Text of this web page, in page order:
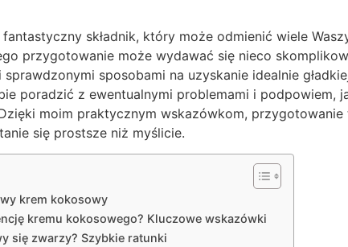
składnik, który może odmienić wiele
przygotowanie może wydawać się nieco
sposobami na uzyskanie idealnie
poradzić z ewentualnymi problemami i podpowiem,
Dzięki moim praktycznym wskazówkom, przygotowanie
się prostsze niż myślicie.
krem kokosowy
kremu kokosowego? Kluczowe wskazówki
się zwarzy? Szybkie ratunki